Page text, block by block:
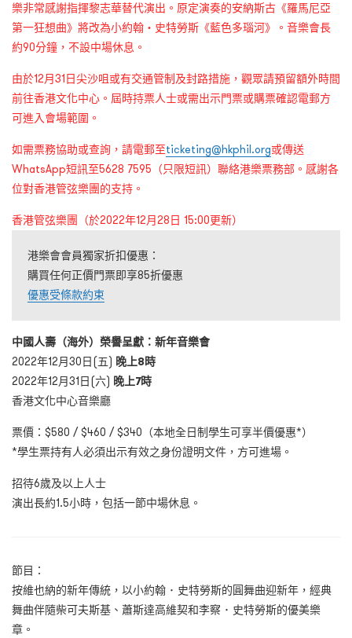
樂非常感謝指揮黎志華替代演出。原定演奏的安納斯古《羅馬尼亞
第一狂想曲》將改為小約翰・史特勞斯《藍色多瑙河》。音樂會長
約90分鐘，不設中場休息。
由於12月31日尖沙咀或有交通管制及封路措施，觀眾請預留額外時間
前往香港文化中心。屆時持票人士或需出示門票或購票確認電郵方
可進入會場範圍。
如需票務協助或查詢，請電郵至ticketing@hkphil.org或傳送
WhatsApp短訊至5628 7595（只限短訊）聯絡港樂票務部。感謝各
位對香港管弦樂團的支持。
香港管弦樂團（於2022年12月28日 15:00更新）
港樂會會員獨家折扣優惠：
購買任何正價門票即享85折優惠
優惠受條款約束
中國人壽（海外）榮譽呈獻：新年音樂會
2022年12月30日(五) 晚上8時
2022年12月31日(六) 晚上7時
香港文化中心音樂廳
票價：$580 / $460 / $340（本地全日制學生可享半價優惠*）
*學生票持有人必須出示有效之身份證明文件，方可進場。
招待6歲及以上人士
演出長約1.5小時，包括一節中場休息。
節目：
按維也納的新年傳統，以小約翰 ･ 史特勞斯的圓舞曲迎新年，經典
舞曲伴隨柴可夫斯基、蕭斯達高維契和李察 ･ 史特勞斯的優美樂
章。